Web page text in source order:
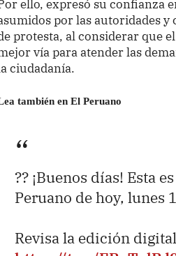
ello, expresó su confianza
por las autoridades
protesta, al considerar que
vía para atender las
ciudadanía.
también en El Peruano
?? ¡Buenos días! Esta
Peruano de hoy, lunes
Revisa la edición